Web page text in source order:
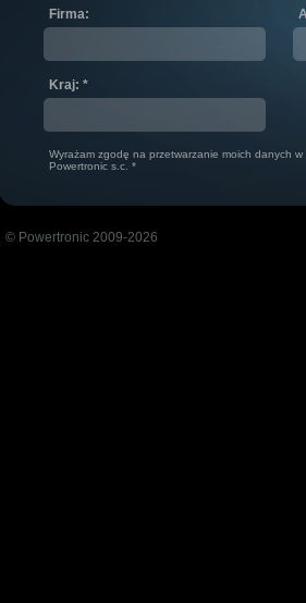
Firma:
Kraj: *
Wyrażam zgodę na przetwarzanie moich danych
Powertronic s.c. *
© Powertronic 2009-2026